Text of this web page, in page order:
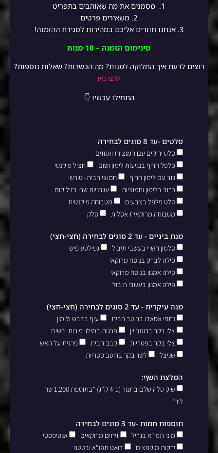
1.
מסמנים את מה שאוהבים בתפריט
2. משאירים פרטים
3. אנחנו חוזרים אליכם במהירות לסגירת ההזמנה!
מינימום הזמנה – 10 מנות
רוצים לדעת איך החלוקה למנות? מה הכשרות? שאלות נוספות?
לחצו כאן
התחילו עכשיו 👇
סלטים -עד 8 סוגים לבחירה
סלט ירוקים עם חמוציות ואגוזים
פלפל חריף בנגיעות לימון ושום
חציל פיקנטי
גזר עם לימון חריף
חמוצי הבית- טורשי
כרוב בלימון וחמוציות
עגבניות שרי בזיליקום
סלט פלפל בצבעים
מטבוחה פיקנטית
מטבוחה מרוקאית אסלית
סלק
מנת ביניים - עד 2 סוגים לבחירה (חצי-חצי)
סלמון השף בעשבי תיבול
גפילטע פיש
פילה לברק בנוסח מרוקאי
פילה אמנון בנוסח מרוקאי
פילה אמנון בעשבי תיבול
מנה עיקרית - עד 2 סוגים לבחירה (חצי-חצי)
נתחי אסאדו ברוטב הבית
עוף בדבש ולימון
צלי בקר ברוטב יין
פרגית במילוי פירות יבשים
צלי בקר בפטריות
קבב הבית
פרגית על האש
שניצל
לשון בקר ברוטב פטריות
המלצת השף:
שוק טלה שלם בתנור (כ-4 ק”ג) *בתוספת 1,200 שח
ליח’
תוספות חמות -עד 3 סוגים לבחירה
מיני תפו"א בגריל זיתים מרוקאים
אנטיפסטי
ירקות מוקפצים
דואט תפו"א ובטטה